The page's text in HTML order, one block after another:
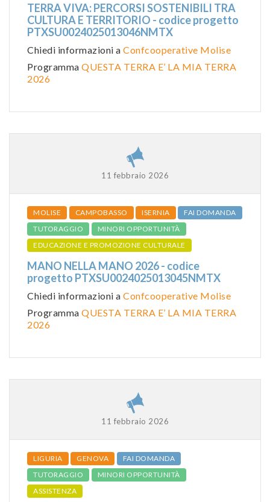
TERRA VIVA: PERCORSI SOSTENIBILI TRA
CULTURA E TERRITORIO - codice progetto
PTXSU0024025013046NMTX
Chiedi informazioni a Confcooperative Molise
Programma QUESTA TERRA E’ LA MIA TERRA
2026
11 febbraio 2026
MOLISE CAMPOBASSO ISERNIA
FAI DOMANDA
TUTORAGGIO
MINORI OPPORTUNITÀ
EDUCAZIONE E PROMOZIONE CULTURALE
MANO NELLA MANO 2026 - codice
progetto PTXSU0024025013045NMTX
Chiedi informazioni a Confcooperative Molise
Programma QUESTA TERRA E’ LA MIA TERRA
2026
11 febbraio 2026
LIGURIA GENOVA
FAI DOMANDA
TUTORAGGIO
MINORI OPPORTUNITÀ
ASSISTENZA